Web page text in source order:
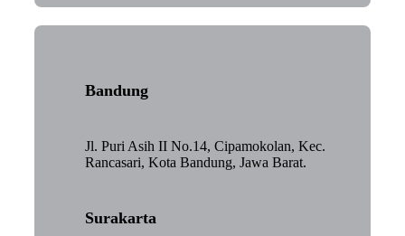
Bandung
Jl. Puri Asih II No.14, Cipamokolan, Kec.
Rancasari, Kota Bandung, Jawa Barat.
Surakarta